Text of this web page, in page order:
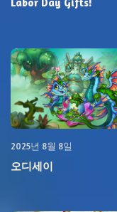
Labor Day Gifts!
2025년 8월 8일
오디세이